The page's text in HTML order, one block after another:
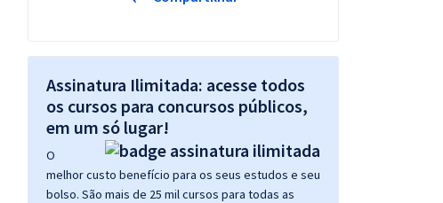
Assinatura Ilimitada: acesse todos
os cursos para concursos públicos,
em um só lugar!
O
melhor custo benefício para os seus estudos e seu
bolso. São mais de 25 mil cursos para todas as